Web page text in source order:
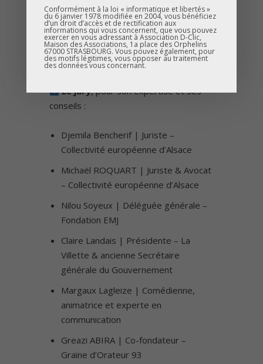
et leur implication.
MERCI À CELLES ET CEUX
QUI RENDENT CETTE
AVENTURE POSSIBLE
Le jury, pour son expertise et ses
conseils :
Djemila Bencherif | Juriste –
Collectivité européenne d’Alsace
Michaël ROQUART | Juriste & Avocat
– Collectivité européenne d’Alsace
Nilou Soyeux | Déléguée générale –
Fondation EMJ
Claire Landais | Présidente – La
Villette & ancienne Secrétaire
générale du Gouvernement
Margaux Lagleize | Comédienne,
animatrice et experte en
communication
Greazi ABIRA | Co-fondateur –
Graine d’Orateur 93
Conformément à la loi « informatique et libertés »
du 6 janvier 1978 modifiée en 2004, vous bénéficiez
d’un droit d’accès et de rectification aux
informations qui vous concernent, que vous pouvez
exercer en vous adressant à Association D-Clic,
Maison des Associations, 1a place des Orphelins
67000 STRASBOURG. Vous pouvez également, pour
des motifs légitimes, vous opposer au traitement
des données vous concernant.